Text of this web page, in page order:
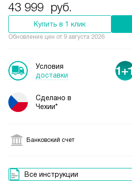
43 999 руб.
Купить в 1 клик
Обновление цен от 9 августа 2026
Условия
доставки
Сделано в
Чехии*
Банковский счет
Все инструкции